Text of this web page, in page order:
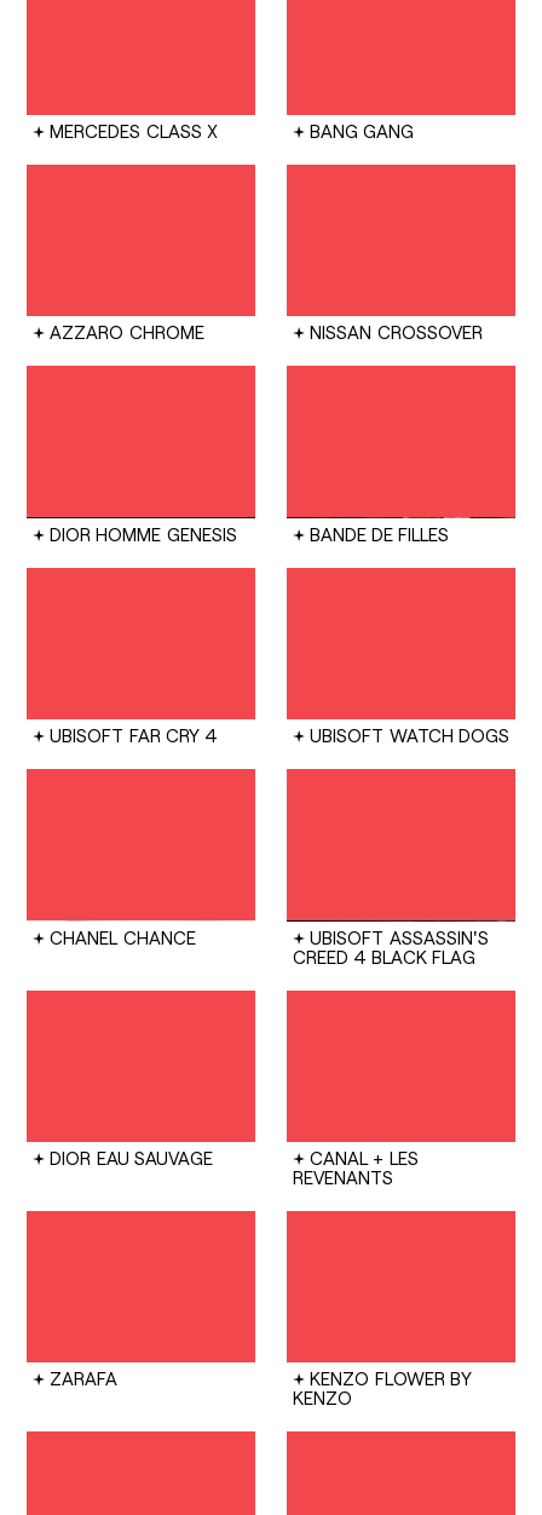
MERCEDES CLASS X BANG GANG
AZZARO CHROME NISSAN CROSSOVER
DIOR HOMME GENESIS BANDE DE FILLES
UBISOFT FAR CRY 4 UBISOFT WATCH DOGS
CHANEL CHANCE UBISOFT ASSASSIN'S
CREED 4 BLACK FLAG
DIOR EAU SAUVAGE CANAL + LES
REVENANTS
ZARAFA KENZO FLOWER BY
KENZO